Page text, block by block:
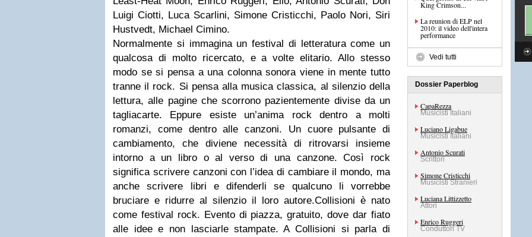
Luigi Ciotti, Luca Scarlini, Simone Cristicchi, Paolo Nori, Siri
Hustvedt, Michael Cimino.
Normalmente si immagina un festival di letteratura come un
qualcosa di molto ricercato, e a volte elitario. Allo stesso
modo se si pensa a una colonna sonora viene in mente tutto
tranne il rock. Si pensa alla musica classica, al silenzio della
lettura, alle pagine che scorrono pazientemente divise da un
tagliacarte. Eppure esiste un’anima rock dentro a molti
romanzi, come dentro alle canzoni. Un cuore pulsante di
cambiamento, che diviene necessità di ritrovarsi insieme
intorno a un libro o al verso di una canzone. Così rock
significa scrivere canzoni con l’idea di cambiare il mondo, ma
anche scrivere libri e difenderli se qualcuno li vorrebbe
bruciare e ridurre al silenzio il loro autore.Collisioni è nato
come festival rock. Evento di piazza, gratuito, dove dar fiato
alle idee e non lasciarle stampate. A Collisioni si parla di
King Crimson...
La reunion di ELP nel
2010: il video dell'intera
performance
Vedi tutti
Dossier Paperblog
CapaRezza
Musicisti Italiani
Luciano Ligabue
Musicisti Italiani
Antonio Scurati
Scrittori
Simone Cristicchi
Musicisti Stranieri
Luciana Littizzetto
Attori
Enrico Ruggeri
Conduttori TV